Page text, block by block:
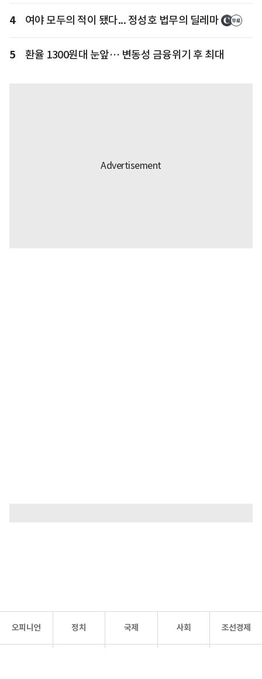
4 여야 모두의 적이 됐다... 정성호 법무의 딜레마
5 환율 1300원대 눈앞… 변동성 금융위기 후 최대
오피니언 정치 국제 사회 조선경제